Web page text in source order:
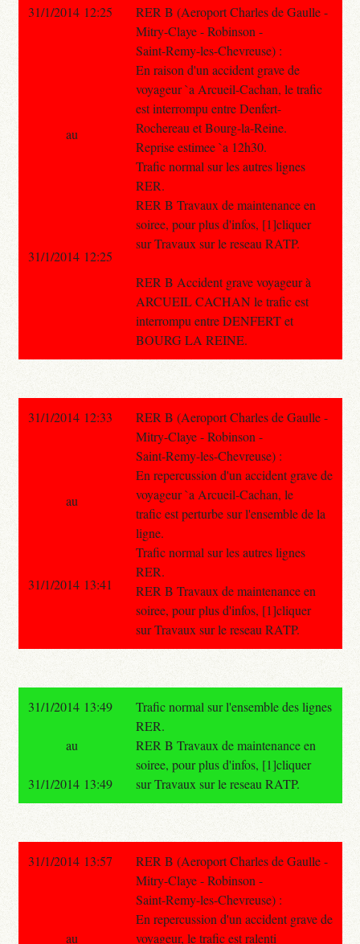
31/1/2014 12:25
RER B (Aeroport Charles de Gaulle -
Mitry-Claye - Robinson -
Saint-Remy-les-Chevreuse) :
En raison d'un accident grave de
voyageur `a Arcueil-Cachan, le trafic
est interrompu entre Denfert-
Rochereau et Bourg-la-Reine.
Reprise estimee `a 12h30.
Trafic normal sur les autres lignes
RER.
RER B Travaux de maintenance en
soiree, pour plus d'infos, [1]cliquer
sur Travaux sur le reseau RATP.
RER B Accident grave voyageur à
ARCUEIL CACHAN le trafic est
interrompu entre DENFERT et
BOURG LA REINE.
au
31/1/2014 12:25
31/1/2014 12:33
RER B (Aeroport Charles de Gaulle -
Mitry-Claye - Robinson -
Saint-Remy-les-Chevreuse) :
En repercussion d'un accident grave de
voyageur `a Arcueil-Cachan, le
trafic est perturbe sur l'ensemble de la
ligne.
Trafic normal sur les autres lignes
RER.
RER B Travaux de maintenance en
soiree, pour plus d'infos, [1]cliquer
sur Travaux sur le reseau RATP.
au
31/1/2014 13:41
31/1/2014 13:49
Trafic normal sur l'ensemble des lignes
RER.
RER B Travaux de maintenance en
soiree, pour plus d'infos, [1]cliquer
sur Travaux sur le reseau RATP.
au
31/1/2014 13:49
31/1/2014 13:57
RER B (Aeroport Charles de Gaulle -
Mitry-Claye - Robinson -
Saint-Remy-les-Chevreuse) :
En repercussion d'un accident grave de
voyageur, le trafic est ralenti
au